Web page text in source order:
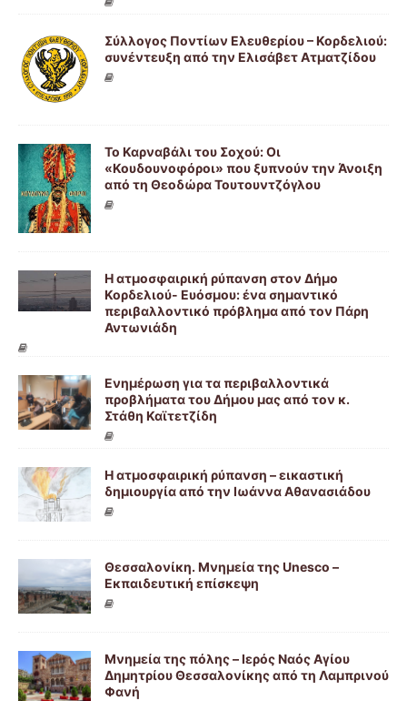
Σύλλογος Ποντίων Ελευθερίου – Κορδελιού:
συνέντευξη από την Ελισάβετ Ατματζίδου
Το Καρναβάλι του Σοχού: Οι
«Κουδουνοφόροι» που ξυπνούν την Άνοιξη
από τη Θεοδώρα Τουτουντζόγλου
Η ατμοσφαιρική ρύπανση στον Δήμο
Κορδελιού- Ευόσμου: ένα σημαντικό
περιβαλλοντικό πρόβλημα από τον Πάρη
Αντωνιάδη
Ενημέρωση για τα περιβαλλοντικά
προβλήματα του Δήμου μας από τον κ.
Στάθη Καϊτετζίδη
Η ατμοσφαιρική ρύπανση – εικαστική
δημιουργία από την Ιωάννα Αθανασιάδου
Θεσσαλονίκη. Μνημεία της Unesco –
Εκπαιδευτική επίσκεψη
Μνημεία της πόλης – Ιερός Ναός Αγίου
Δημητρίου Θεσσαλονίκης από τη Λαμπρινού
Φανή